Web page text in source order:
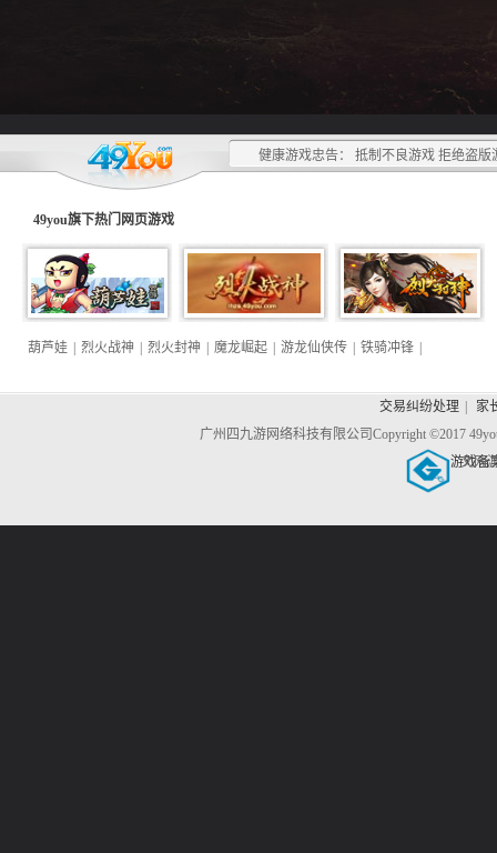
健康游戏忠告： 抵制不良游戏 拒绝盗
49you旗下热门 网页游戏
葫芦娃 烈火战神 烈火封神 魔龙崛起 游龙仙侠传 铁骑冲锋
交易纠纷处理
家
广州四九游网络科技有限公司 Copyright ©2017
游戏备
文网